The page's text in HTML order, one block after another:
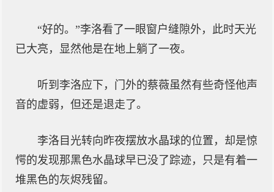
“好的。”李洛看了一眼窗户缝隙外，此时天光
已大亮，显然他是在地上躺了一夜。
听到李洛应下，门外的蔡薇虽然有些奇怪他声
音的虚弱，但还是退走了。
李洛目光转向昨夜摆放水晶球的位置，却是惊
愕的发现那黑色水晶球早已没了踪迹，只是有着一
堆黑色的灰烬残留。